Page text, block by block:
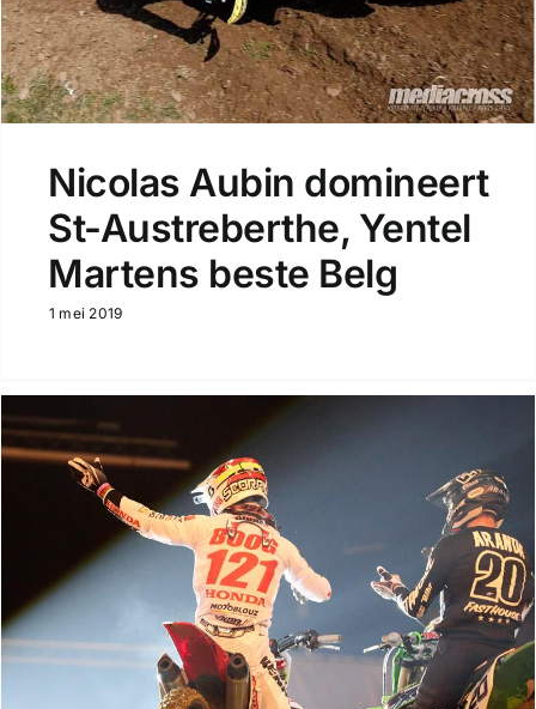
Nicolas Aubin domineert
St-Austreberthe, Yentel
Martens beste Belg
1 mei 2019